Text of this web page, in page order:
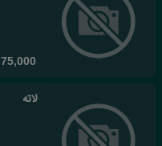
75,000
لاته